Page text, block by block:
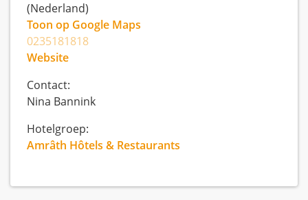
(Nederland)
Toon op Google Maps
0235181818
Website
Contact:
Nina Bannink
Hotelgroep:
Amrâth Hôtels & Restaurants